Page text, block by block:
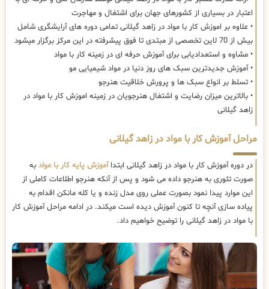
اعتبار در بسیاری از کشورهای جهان برای اشتغال و مهاجرت
• علاوه بر اموزش کار با مواد در زاهد گیلانی تمامی دوره های آرایشگری شامل
بیش از 70 لاین تخصصی از مبتدی تا فوق پیشرفته در این مرکز برگزار میشود
• مشاوه و استعدادیابی برای آموزش حرفه ای در زمینه کار با مواد
• آموزش جدیدترین سبک های روز دنیا در مواد شیمیایی مو
• تسلط بر انواع سبک ها و پرورش خلاقیت هنرجو
• بالاترین میزان رضایت و اشتغال هنرجویان در زمینه اموزش کار با مواد در
زاهد گیلانی
مراحل آموزش کار با مواد در زاهد گیلانی
در دوره آموزش کار با مواد در زاهد گیلانی ابتداآموزش پایه کار با مواد به
صورت تئوری به هنرجو داده می شود و پس از آنکه هنرجو اطلاعات کاملی از
این موارد پیدا نمود بصورت عملی روی مدل زنده و یا کله مانکن اقدام به
پیاده سازی آنچه تا کنون آموزش دیده است میکند. در ادامه مراحل آموزش کار
با مواد در زاهد گیلانی را توضیح خواهیم داد.